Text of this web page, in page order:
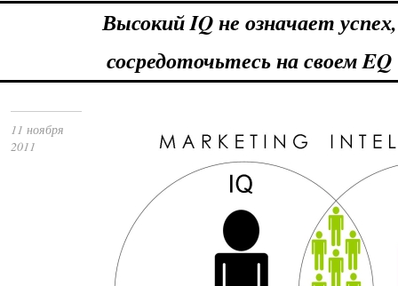
Высокий IQ не означает успех,
сосредоточьтесь на своем EQ
11 ноября
2011